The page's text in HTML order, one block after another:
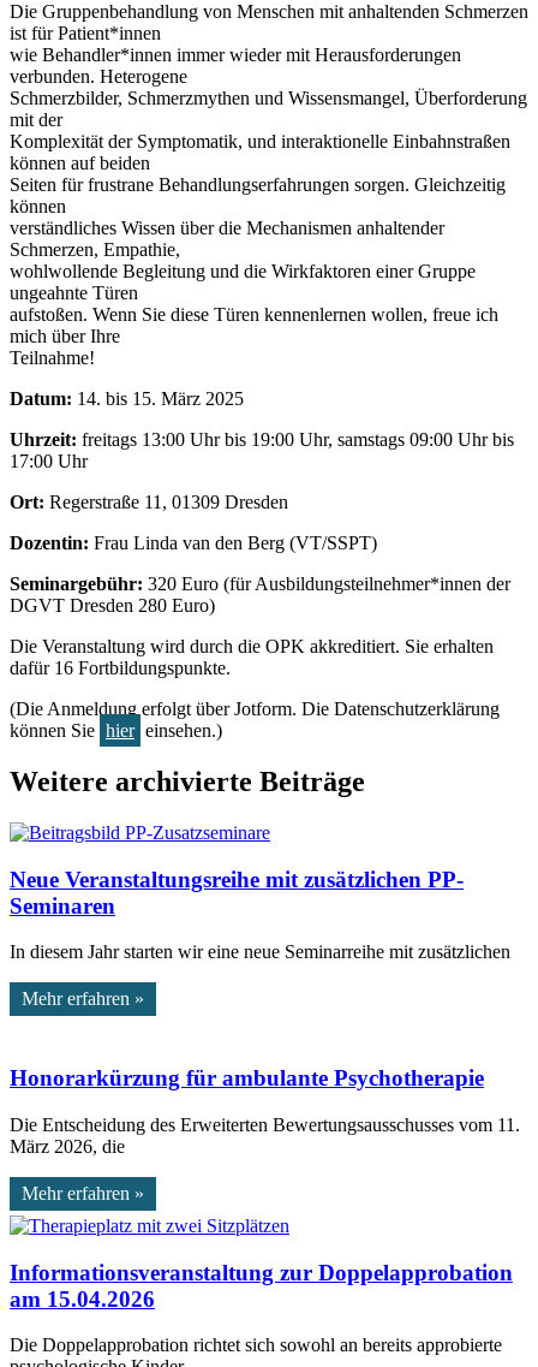
Die Gruppenbehandlung von Menschen mit anhaltenden Schmerzen
ist für Patient*innen
wie Behandler*innen immer wieder mit Herausforderungen
verbunden. Heterogene
Schmerzbilder, Schmerzmythen und Wissensmangel, Überforderung
mit der
Komplexität der Symptomatik, und interaktionelle Einbahnstraßen
können auf beiden
Seiten für frustrane Behandlungserfahrungen sorgen. Gleichzeitig
können
verständliches Wissen über die Mechanismen anhaltender
Schmerzen, Empathie,
wohlwollende Begleitung und die Wirkfaktoren einer Gruppe
ungeahnte Türen
aufstoßen. Wenn Sie diese Türen kennenlernen wollen, freue ich
mich über Ihre
Teilnahme!
Datum: 14. bis 15. März 2025
Uhrzeit: freitags 13:00 Uhr bis 19:00 Uhr, samstags 09:00 Uhr bis
17:00 Uhr
Ort: Regerstraße 11, 01309 Dresden
Dozentin: Frau Linda van den Berg (VT/SSPT)
Seminargebühr: 320 Euro (für Ausbildungsteilnehmer*innen der
DGVT Dresden 280 Euro)
Die Veranstaltung wird durch die OPK akkreditiert. Sie erhalten
dafür 16 Fortbildungspunkte.
(Die Anmeldung erfolgt über Jotform. Die Datenschutzerklärung
können Sie hier einsehen.)
Weitere archivierte Beiträge
Neue Veranstaltungsreihe mit zusätzlichen PP-
Seminaren
In diesem Jahr starten wir eine neue Seminarreihe mit zusätzlichen
Mehr erfahren »
Honorarkürzung für ambulante Psychotherapie
Die Entscheidung des Erweiterten Bewertungsausschusses vom 11.
März 2026, die
Mehr erfahren »
Informationsveranstaltung zur Doppelapprobation
am 15.04.2026
Die Doppelapprobation richtet sich sowohl an bereits approbierte